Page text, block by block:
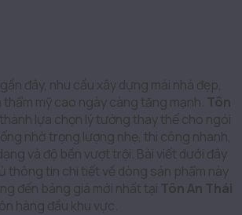
đây, nhu cầu xây dựng mái nhà đẹp,
thẩm mỹ cao ngày càng tăng mạnh. Tôn
lựa chọn lý tưởng thay thế cho ngói
nhờ trọng lượng nhẹ, thi công nhanh,
và độ bền vượt trội. Bài viết dưới đây
thông tin chi tiết về dòng sản phẩm này
đến bảng giá mới nhất tại Tôn An Thái
hàng đầu khu vực.